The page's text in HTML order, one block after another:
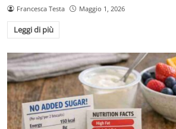
Francesca Testa Maggio 1, 2026
Leggi di più